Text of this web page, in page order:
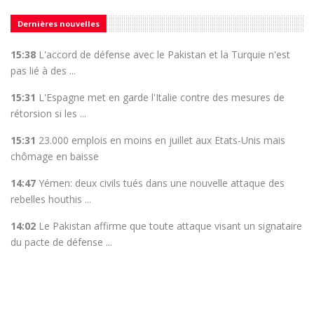
Dernières nouvelles
15:38 L'accord de défense avec le Pakistan et la Turquie n'est
pas lié à des ...
15:31 L'Espagne met en garde l'Italie contre des mesures de
rétorsion si les ...
15:31 23.000 emplois en moins en juillet aux Etats-Unis mais
chômage en baisse
14:47 Yémen: deux civils tués dans une nouvelle attaque des
rebelles houthis ...
14:02 Le Pakistan affirme que toute attaque visant un signataire
du pacte de défense ...